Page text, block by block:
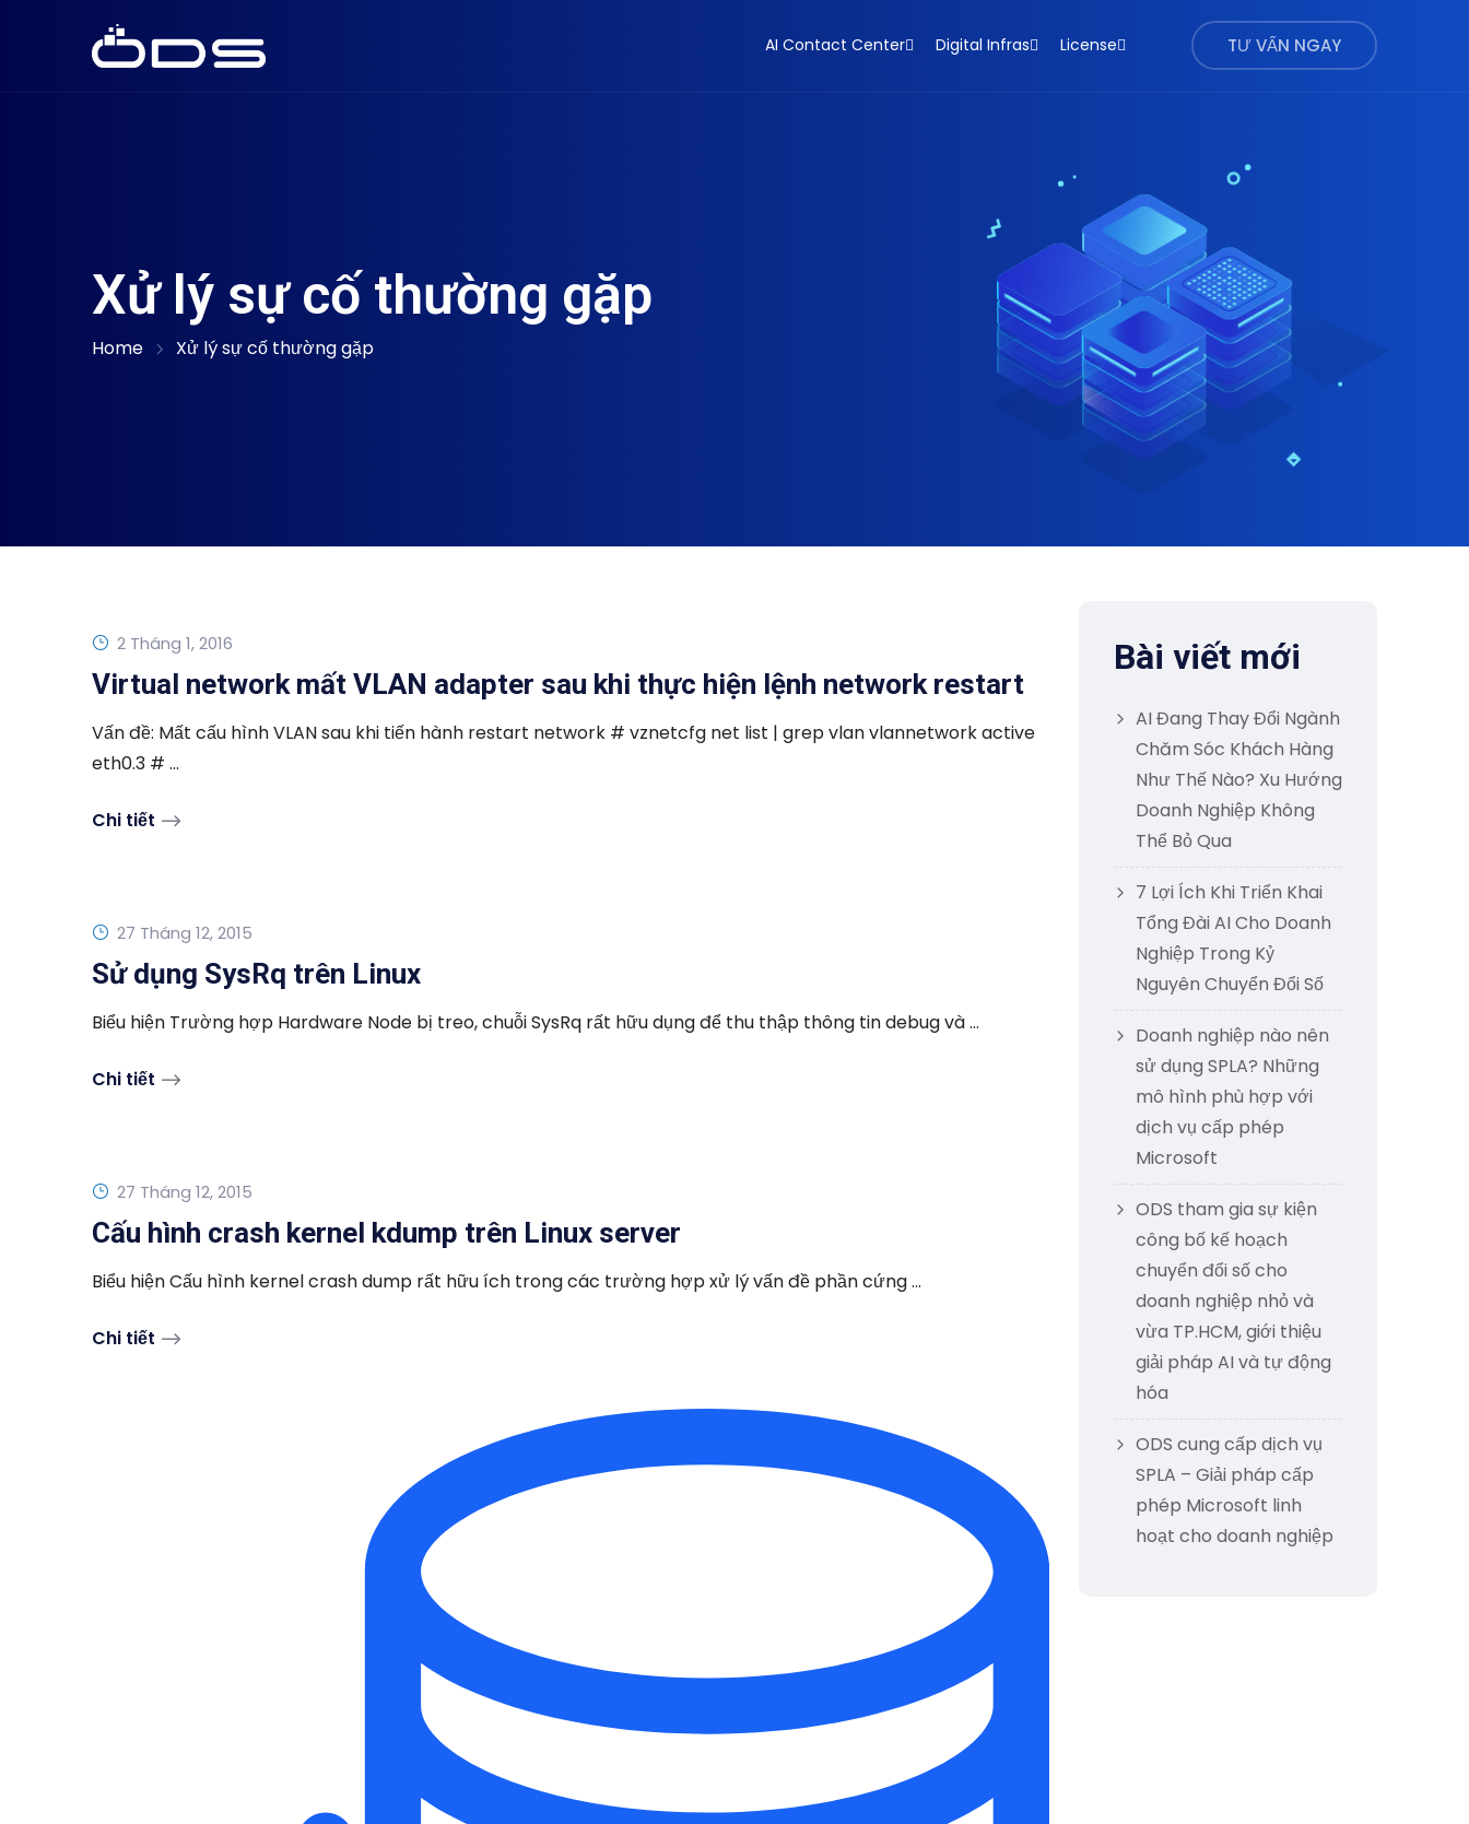
AI Contact Center Digital Infras License TƯ VẤN NGAY
Xử lý sự cố thường gặp
Home Xử lý sự cố thường gặp
2 Tháng 1, 2016
Virtual network mất VLAN adapter sau khi thực hiện lệnh network restart
Vấn đề: Mất cấu hình VLAN sau khi tiến hành restart network # vznetcfg net list | grep vlan vlannetwork active
eth0.3 # ...
Chi tiết
27 Tháng 12, 2015
Sử dụng SysRq trên Linux
Biểu hiện Trường hợp Hardware Node bị treo, chuỗi SysRq rất hữu dụng để thu thập thông tin debug và ...
Chi tiết
27 Tháng 12, 2015
Cấu hình crash kernel kdump trên Linux server
Biểu hiện Cấu hình kernel crash dump rất hữu ích trong các trường hợp xử lý vấn đề phần cứng ...
Chi tiết
Bài viết mới
AI Đang Thay Đổi Ngành
Chăm Sóc Khách Hàng
Như Thế Nào? Xu Hướng
Doanh Nghiệp Không
Thể Bỏ Qua
7 Lợi Ích Khi Triển Khai
Tổng Đài AI Cho Doanh
Nghiệp Trong Kỷ
Nguyên Chuyển Đổi Số
Doanh nghiệp nào nên
sử dụng SPLA? Những
mô hình phù hợp với
dịch vụ cấp phép
Microsoft
ODS tham gia sự kiện
công bố kế hoạch
chuyển đổi số cho
doanh nghiệp nhỏ và
vừa TP.HCM, giới thiệu
giải pháp AI và tự động
hóa
ODS cung cấp dịch vụ
SPLA – Giải pháp cấp
phép Microsoft linh
hoạt cho doanh nghiệp